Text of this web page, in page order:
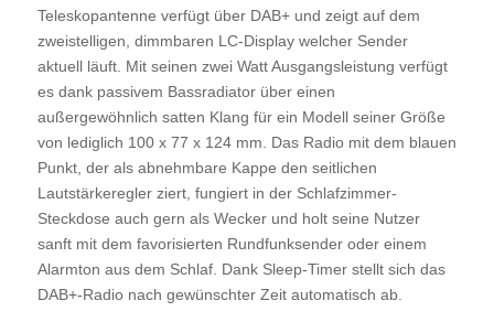
Teleskopantenne verfügt über DAB+ und zeigt auf dem
zweistelligen, dimmbaren LC-Display welcher Sender
aktuell läuft. Mit seinen zwei Watt Ausgangsleistung verfügt
es dank passivem Bassradiator über einen
außergewöhnlich satten Klang für ein Modell seiner Größe
von lediglich 100 x 77 x 124 mm. Das Radio mit dem blauen
Punkt, der als abnehmbare Kappe den seitlichen
Lautstärkeregler ziert, fungiert in der Schlafzimmer-
Steckdose auch gern als Wecker und holt seine Nutzer
sanft mit dem favorisierten Rundfunksender oder einem
Alarmton aus dem Schlaf. Dank Sleep-Timer stellt sich das
DAB+-Radio nach gewünschter Zeit automatisch ab.